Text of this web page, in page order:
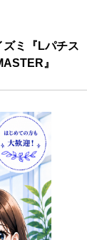
ズミ『Lパチス
』